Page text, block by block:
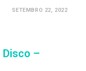
SETEMBRO 22, 2022
Disco –